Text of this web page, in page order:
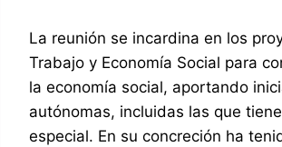
La reunión se incardina en los
Trabajo y Economía Social para
la economía social, aportando
autónomas, incluidas las que
especial. En su concreción ha